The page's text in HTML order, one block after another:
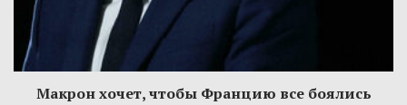
Макрон хочет, чтобы Францию все боялись